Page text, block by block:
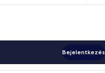
Bejelentkezés